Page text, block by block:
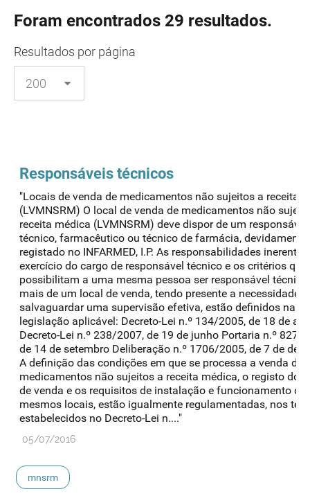
Foram encontrados 29 resultados.
Resultados por página
Responsáveis técnicos
"Locais de venda de medicamentos não sujeitos a receita
(LVMNSRM) O local de venda de medicamentos não
receita médica (LVMNSRM) deve dispor de um responsável
técnico, farmacêutico ou técnico de farmácia, devidamente
registado no INFARMED, I.P. As responsabilidades
exercício do cargo de responsável técnico e os critérios que
possibilitam a uma mesma pessoa ser responsável
mais de um local de venda, tendo presente a necessidade
salvaguardar uma supervisão efetiva, estão definidos na
legislação aplicável: Decreto-Lei n.º 134/2005, de 18 de
Decreto-Lei n.º 238/2007, de 19 de junho Portaria n.º 827/
de 14 de setembro Deliberação n.º 1706/2005, de 7 de
A definição das condições em que se processa a venda dos
medicamentos não sujeitos a receita médica, o registo dos
de venda e os requisitos de instalação e funcionamento
mesmos locais, estão igualmente regulamentadas, nos
estabelecidos no Decreto-Lei n...."
05/07/2016
mnsrm